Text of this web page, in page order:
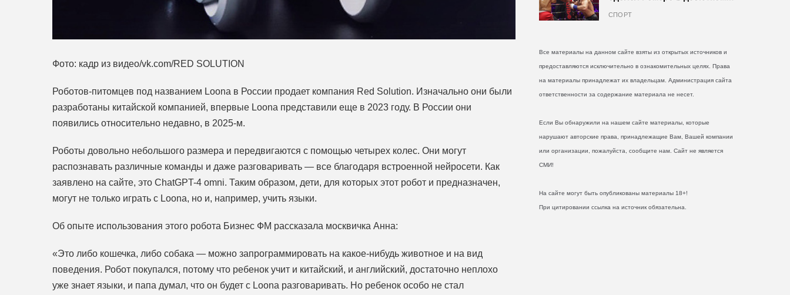
Фото: кадр из видео/vk.com/RED SOLUTION
Роботов-питомцев под названием Loona в России продает компания Red Solution. Изначально они были
разработаны китайской компанией, впервые Loona представили еще в 2023 году. В России они
появились относительно недавно, в 2025-м.
Роботы довольно небольшого размера и передвигаются с помощью четырех колес. Они могут
распознавать различные команды и даже разговаривать — все благодаря встроенной нейросети. Как
заявлено на сайте, это ChatGPT-4 omni. Таким образом, дети, для которых этот робот и предназначен,
могут не только играть с Loona, но и, например, учить языки.
Об опыте использования этого робота Бизнес ФМ рассказала москвичка Анна:
«Это либо кошечка, либо собака — можно запрограммировать на какое-нибудь животное и на вид
поведения. Робот покупался, потому что ребенок учит и китайский, и английский, достаточно неплохо
уже знает языки, и папа думал, что он будет с Loona разговаривать. Но ребенок особо не стал
СПОРТ
Все материалы на данном сайте взяты из открытых источников и
предоставляются исключительно в ознакомительных целях. Права
на материалы принадлежат их владельцам. Администрация сайта
ответственности за содержание материала не несет.
Если Вы обнаружили на нашем сайте материалы, которые
нарушают авторские права, принадлежащие Вам, Вашей компании
или организации, пожалуйста, сообщите нам. Сайт не является
СМИ!
На сайте могут быть опубликованы материалы 18+!
При цитировании ссылка на источник обязательна.